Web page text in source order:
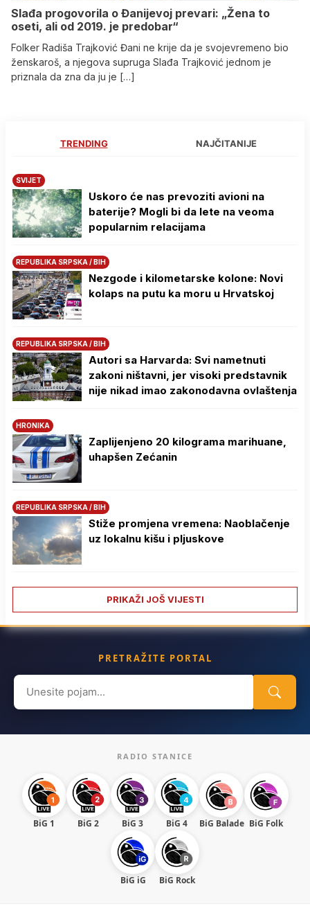
Slađa progovorila o Đanijevoj prevari: „Žena to
oseti, ali od 2019. je predobar“
Folker Radiša Trajković Đani ne krije da je svojevremeno bio
ženskaroš, a njegova supruga Slađa Trajković jednom je
priznala da zna da ju je […]
TRENDING NAJČITANIJE
SVIJET
Uskoro će nas prevoziti avioni na
baterije? Mogli bi da lete na veoma
popularnim relacijama
REPUBLIKA SRPSKA / BIH
Nezgode i kilometarske kolone: Novi
kolaps na putu ka moru u Hrvatskoj
REPUBLIKA SRPSKA / BIH
Autori sa Harvarda: Svi nametnuti
zakoni ništavni, jer visoki predstavnik
nije nikad imao zakonodavna ovlaštenja
HRONIKA
Zaplijenjeno 20 kilograma marihuane,
uhapšen Zećanin
REPUBLIKA SRPSKA / BIH
Stiže promjena vremena: Naoblačenje
uz lokalnu kišu i pljuskove
PRIKAŽI JOŠ VIJESTI
PRETRAŽITE PORTAL
Search
for:
RADIO STANICE
BiG 1 BiG 2 BiG 3 BiG 4 BiG Balade BiG Folk
BiG iG BiG Rock